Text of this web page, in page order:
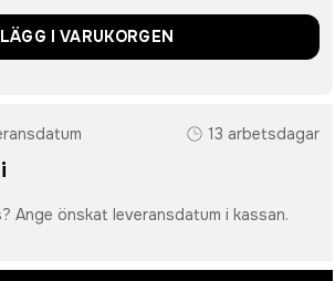
LÄGG I VARUKORGEN
13 arbetsdagar
Ange önskat leveransdatum i kassan.